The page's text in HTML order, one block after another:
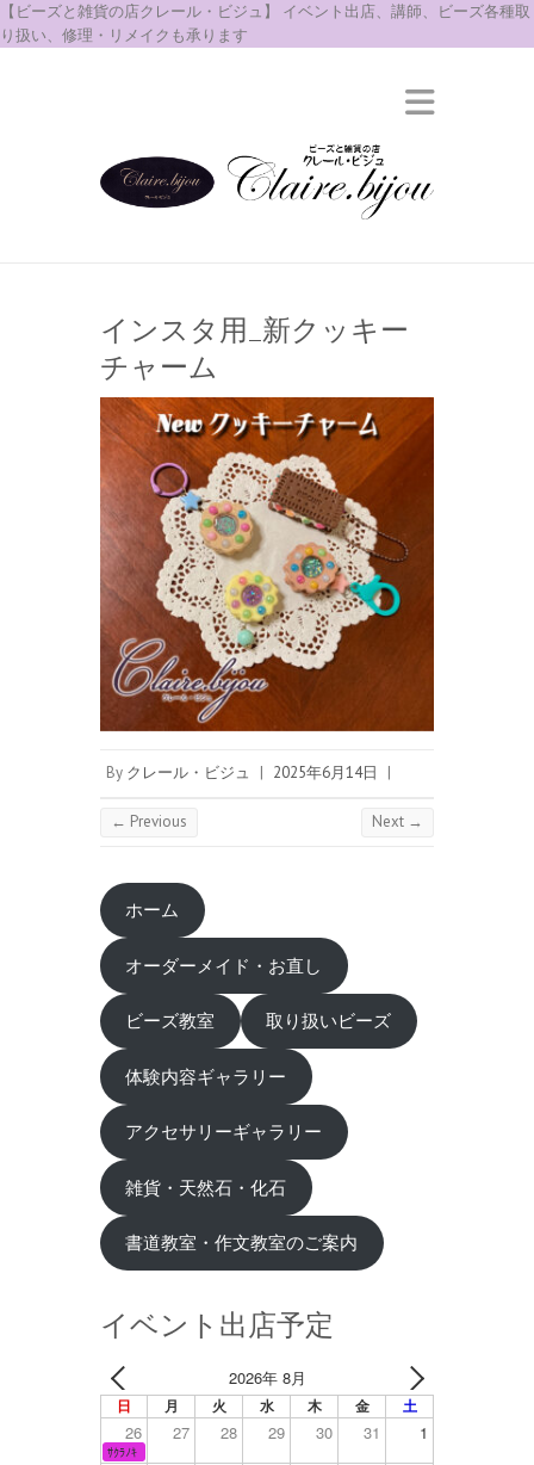
【ビーズと雑貨の店クレール・ビジュ】 イベント出店、講師、ビーズ各種取
り扱い、修理・リメイクも承ります
インスタ用_新クッキー
チャーム
By クレール・ビジュ | 2025年6月14日 |
← Previous Next →
ホーム
オーダーメイド・お直し
ビーズ教室 取り扱いビーズ
体験内容ギャラリー
アクセサリーギャラリー
雑貨・天然石・化石
書道教室・作文教室のご案内
イベント出店予定
2026年 8月
日 月 火 水 木 金 土
26 27 28 29 30 31 1
ｻｸﾗﾉｷ